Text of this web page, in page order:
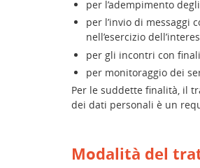
per l’adempimento
per l’invio di messaggi
nell’esercizio
per gli incontri con
per monitoraggio dei
Per le suddette finalità, il
dei dati personali è un
Modalità del